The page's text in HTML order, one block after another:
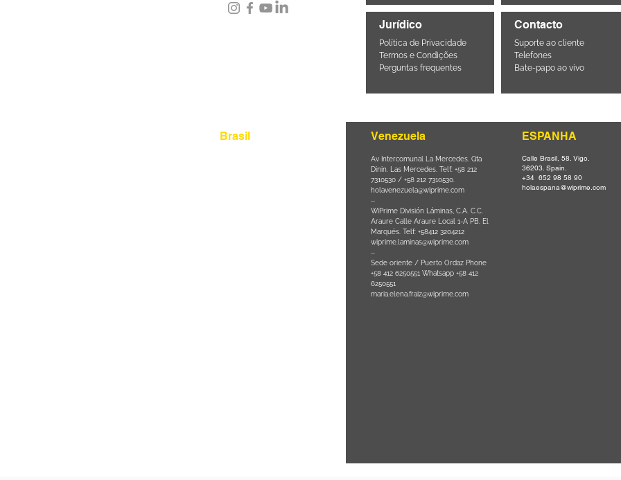
Jurídico
Política de Privacidade
Termos e Condições
Perguntas frequentes
Contacto
Suporte ao cliente
Telefones
Bate-papo ao vivo
Brasil Venezuela
Av Intercomunal La Mercedes. Qta
Dinin. Las Mercedes. Telf: +58 212
7310530 / +58 212 7310530.
holavenezuela@wiprime.com
⏤
WiPrime División Láminas, C.A. C.C.
Araure Calle Araure Local 1-A PB. El
Marqués. Telf: +58412 3204212
wiprime.laminas@wiprime.com
⏤
Sede oriente / Puerto Ordaz Phone
+58 412 6250551 Whatsapp +58 412
6250551
maria.elena.fraiz@wiprime.com
ESPANHA
Calle Brasil, 58. Vigo.
36203. Spain.
+34 652 98 58 90
holaespana@wiprime.com